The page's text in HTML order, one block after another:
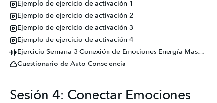
Ejemplo de ejercicio de activación 1
Ejemplo de ejercicio de activación 2
Ejemplo de ejercicio de activación 3
Ejemplo de ejercicio de activación 4
Ejercicio Semana 3 Conexión de Emociones Energía Masculina
Cuestionario de Auto Consciencia
Sesión 4: Conectar Emociones